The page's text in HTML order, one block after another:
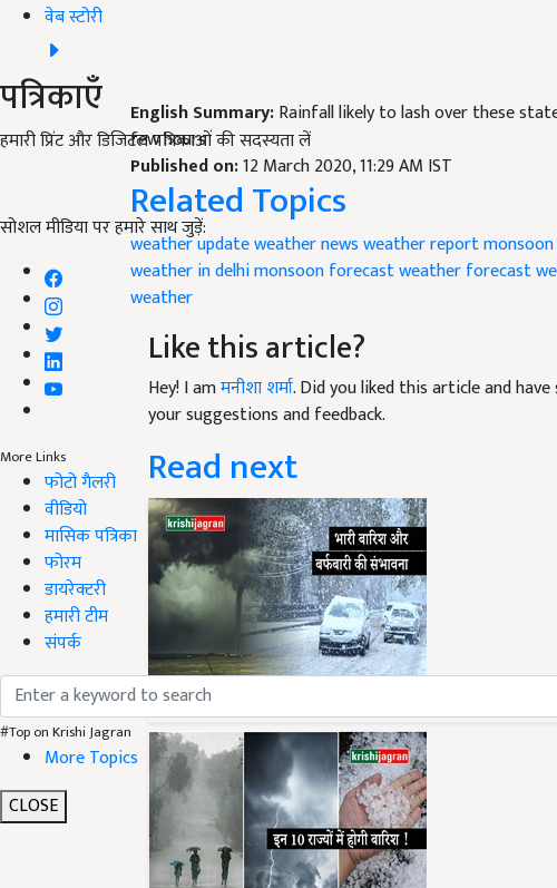
वेब स्टोरी
पत्रिकाएँ
हमारी प्रिंट और डिजिटल पत्रिकाओं की सदस्यता लें
सोशल मीडिया पर हमारे साथ जुड़ें:
More Links
फोटो गैलरी
वीडियो
मासिक पत्रिका
फोरम
डायरेक्टरी
हमारी टीम
संपर्क
#Top on Krishi Jagran
More Topics
CLOSE
English Summary:Rainfall likely to lash over these
few hours
Published on:12 March 2020, 11:29 AM IST
Related Topics
weather updateweather newsweather report
weather in delhimonsoon forecastweather forecast
weather
Like this article?
Hey! I amमनीशा शर्मा. Did you liked this article and
your suggestions and feedback.
Read next
मौसम विभाग ने अगले 4 से 5